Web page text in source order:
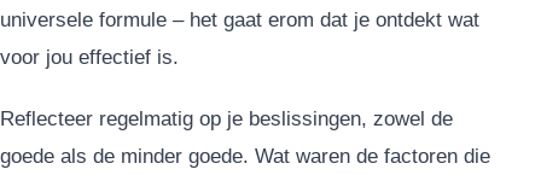
universele formule – het gaat erom dat je ontdekt wat
voor jou effectief is.
Reflecteer regelmatig op je beslissingen, zowel de
goede als de minder goede. Wat waren de factoren die